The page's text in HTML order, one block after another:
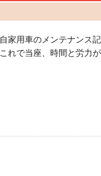
自家用車のメンテナンス
これで当座、時間と労力